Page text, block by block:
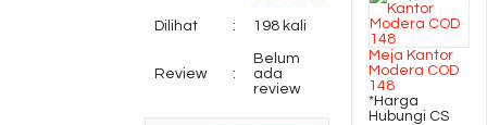
Dilihat : 198 kali
Review :
Belum
ada
review
Meja Kantor
Modera COD
148
*Harga
Hubungi CS